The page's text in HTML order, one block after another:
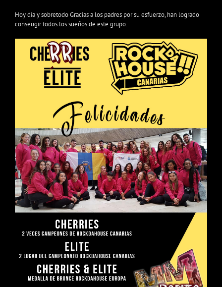
Hoy día y sobretodo Gracias a los padres por su esfuerzo, han logrado
conseugir todos los sueños de este grupo.